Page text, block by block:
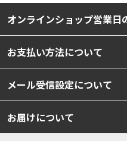
オンラインショップ営業日
お支払い方法について
メール受信設定について
お届けについて